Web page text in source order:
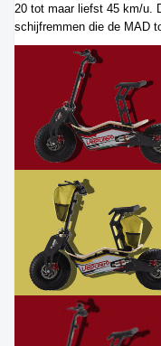
20 tot maar liefst 45 km/u.
schijfremmen die de MAD